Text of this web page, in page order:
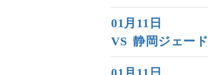
01月11日
VS 静岡ジェード